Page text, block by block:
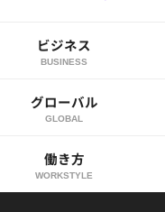
ビジネス
BUSINESS
グローバル
GLOBAL
働き方
WORKSTYLE